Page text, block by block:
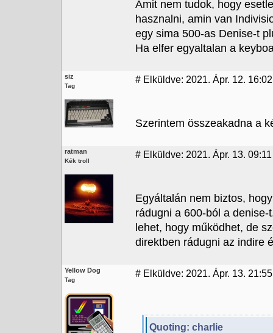
Amit nem tudok, hogy
hasznalni, amin van
egy sima 500-as Denise-t
Ha elfer egyaltalan a
siz
Tag
# Elküldve: 2021. Ápr. 12.
Szerintem összeakadna a
ratman
Kék troll
# Elküldve: 2021. Ápr. 13. 09:11
Egyáltalán nem biztos,
rádugni a 600-ból a
lehet, hogy működhet, de
direktben rádugni az indire
Yellow Dog
Tag
# Elküldve: 2021. Ápr. 13.
Quoting: charlie